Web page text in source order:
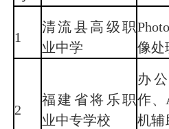
1
清流县高级职
业中学
像处
2
福建省将乐职
业中专学校
办
作、
机辅